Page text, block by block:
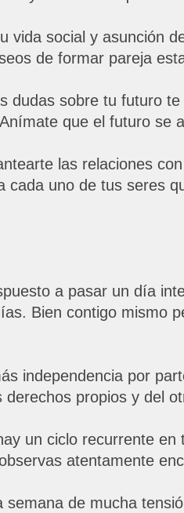
vida social y asunción
de formar pareja
dudas sobre tu futuro
que el futuro se
las relaciones
cada uno de tus seres
a pasar un día
Bien contigo mismo
independencia por
derechos propios y del
un ciclo recurrente en
atentamente
semana de mucha